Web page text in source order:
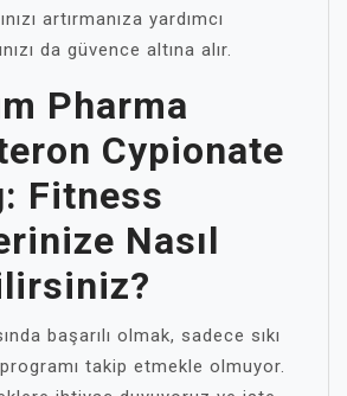
artırmanıza yardımcı
da güvence altına alır.
Pharma
Cypionate
Fitness
Nasıl
başarılı olmak, sadece sıkı
takip etmekle olmuyor.